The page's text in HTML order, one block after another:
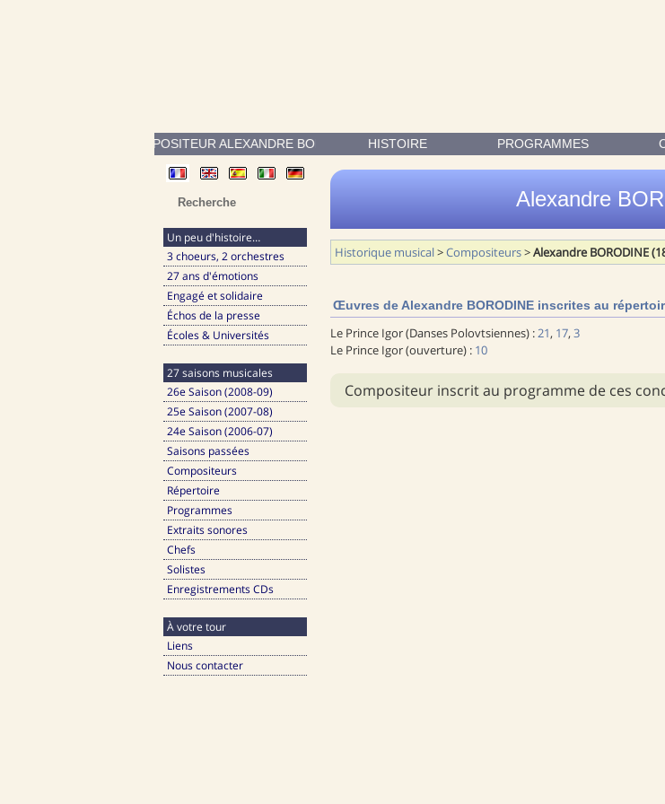
OEUVRES DU COMPOSITEUR ALEXANDRE BORODINE (1833-1887) INSCRITES AU RÉPERTOIRE MUSICAL
HISTOIRE PROGRAMMES
Un peu d'histoire…
3 choeurs, 2 orchestres
27 ans d'émotions
Engagé et solidaire
Échos de la presse
Écoles & Universités
27 saisons musicales
26e Saison (2008-09)
25e Saison (2007-08)
24e Saison (2006-07)
Saisons passées
Compositeurs
Répertoire
Programmes
Extraits sonores
Chefs
Solistes
Enregistrements CDs
À votre tour
Liens
Nous contacter
Alexandre
Historique musical>Compositeurs>Alexandre BORODINE
Œuvres de Alexandre BORODINE inscrites au
Le Prince Igor (Danses Polovtsiennes) :21, 17,3
Le Prince Igor (ouverture) : 10